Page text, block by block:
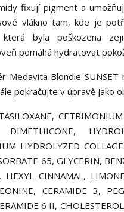
fixují pigment a
vlákno tam, kde je
byla poškozena
pomáhá hydratovat
Medavita Blondie
pokračujte v úpravě jako
DIMETHICONE,
HYDROLYZED
65, GLYCERIN,
HEXYL CINNAMAL,
CERAMIDE 3,
6 II,